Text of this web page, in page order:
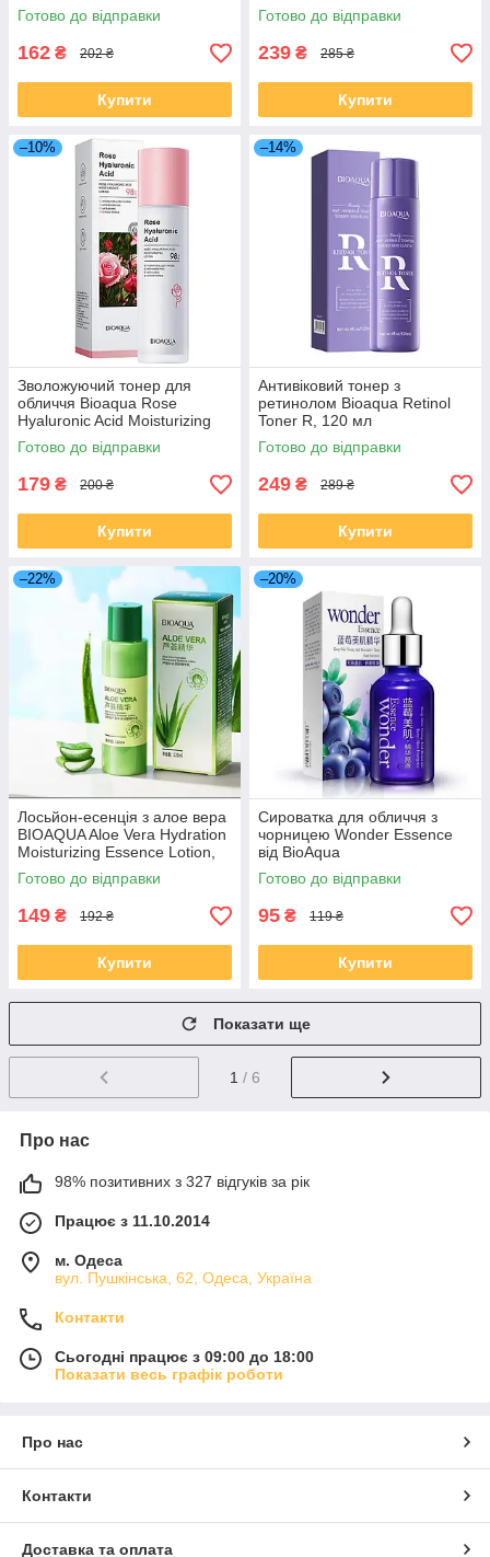
мл
Готово до відправки
162 ₴ 202 ₴
Купити
Toner 120 мл
Готово до відправки
239 ₴ 285 ₴
Купити
–10%
Зволожуючий тонер для
обличчя Bioaqua Rose
Hyaluronic Acid Moisturizing
Toner з екстрактом троянди
100 мл
Готово до відправки
179 ₴ 200 ₴
Купити
–14%
Антивіковий тонер з
ретинолом Bioaqua Retinol
Toner R, 120 мл
Готово до відправки
249 ₴ 289 ₴
Купити
–22%
Лосьйон-есенція з алое вера
BIOAQUA Aloe Vera Hydration
Moisturizing Essence Lotion,
120 мл
Готово до відправки
149 ₴ 192 ₴
Купити
–20%
Сироватка для обличчя з
чорницею Wonder Essence
від BioAqua
Готово до відправки
95 ₴ 119 ₴
Купити
Показати ще
1 / 6
Про нас
98% позитивних з 327 відгуків за рік
Працює з 11.10.2014
м. Одеса
вул. Пушкінська, 62, Одеса, Україна
Контакти
Сьогодні працює з 09:00 до 18:00
Показати весь графік роботи
Про нас
Контакти
Доставка та оплата